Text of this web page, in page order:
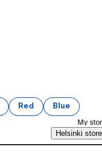
Red
( color )
Blue
(color )
My
Helsinki store